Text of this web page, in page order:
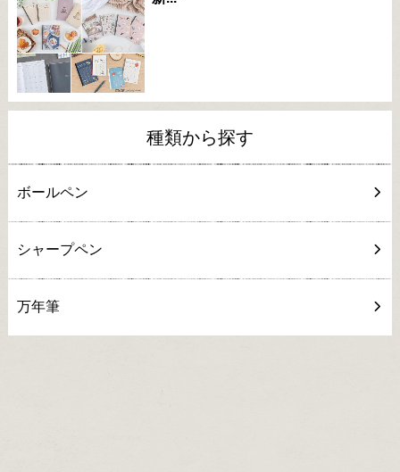
種類から探す
ボールペン
シャープペン
万年筆